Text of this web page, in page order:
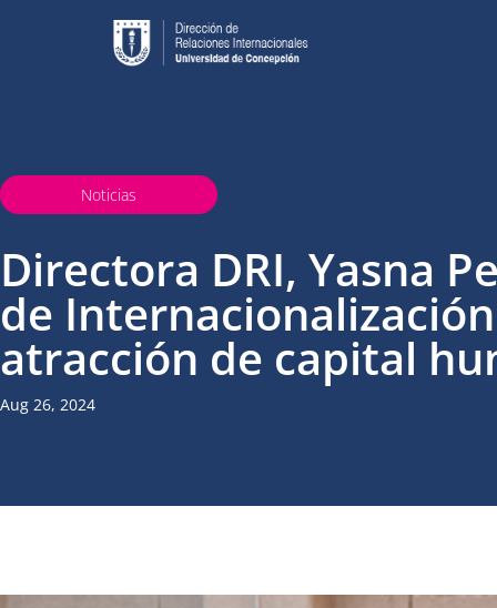
Noticias
Directora DRI, Yasna
de
atracción de capital
Aug 26, 2024